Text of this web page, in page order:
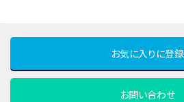
お気に入りに登録
お問い合わせ